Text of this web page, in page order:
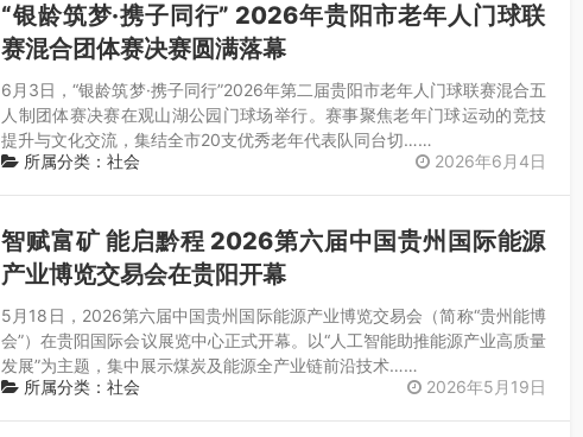
“银龄筑梦·携子同行” 2026年贵阳市老年人门球联
赛混合团体赛决赛圆满落幕
6月3日，“银龄筑梦·携子同行”2026年第二届贵阳市老年人门球联赛混合五
人制团体赛决赛在观山湖公园门球场举行。赛事聚焦老年门球运动的竞技
提升与文化交流，集结全市20支优秀老年代表队同台切……
所属分类：社会
2026年6月4日
智赋富矿 能启黔程 2026第六届中国贵州国际能源
产业博览交易会在贵阳开幕
5月18日，2026第六届中国贵州国际能源产业博览交易会（简称“贵州能博
会”）在贵阳国际会议展览中心正式开幕。以“人工智能助推能源产业高质量
发展”为主题，集中展示煤炭及能源全产业链前沿技术……
所属分类：社会
2026年5月19日